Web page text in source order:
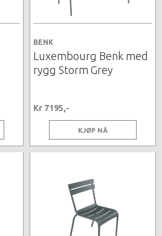
BENK
Luxembourg Benk med
rygg Storm Grey
Kr 7195,-
KJØP NÅ